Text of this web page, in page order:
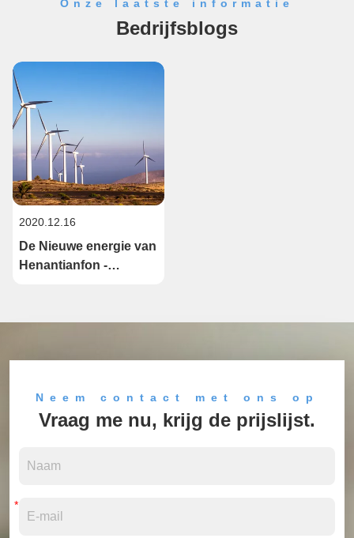
2020.12.16
De Nieuwe energie van
Henantianfon -
Onze laatste informatie
Bedrijfsblogs
Neem contact met ons op
Vraag me nu, krijg de prijslijst.